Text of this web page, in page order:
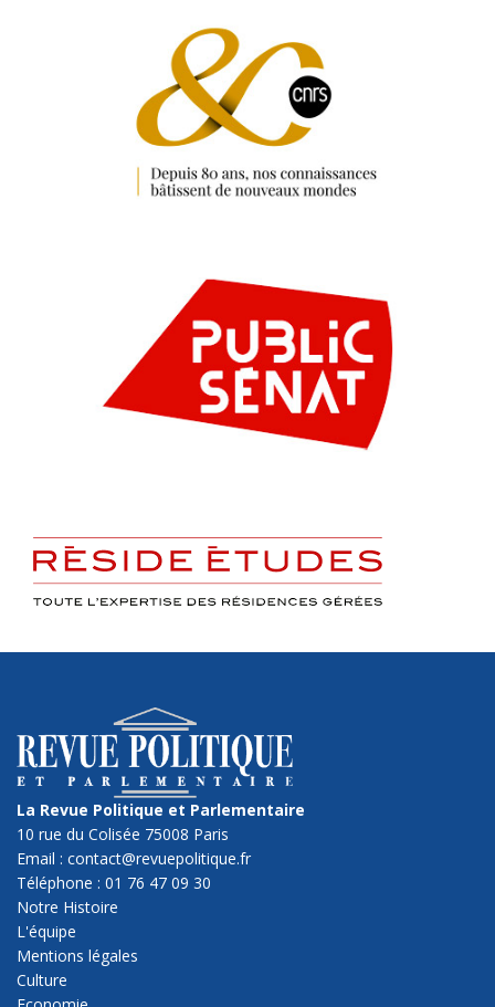
La Revue Politique et Parlementaire
10 rue du Colisée 75008 Paris
Email : contact@revuepolitique.fr
Téléphone : 01 76 47 09 30
Notre Histoire
L'équipe
Mentions légales
Culture